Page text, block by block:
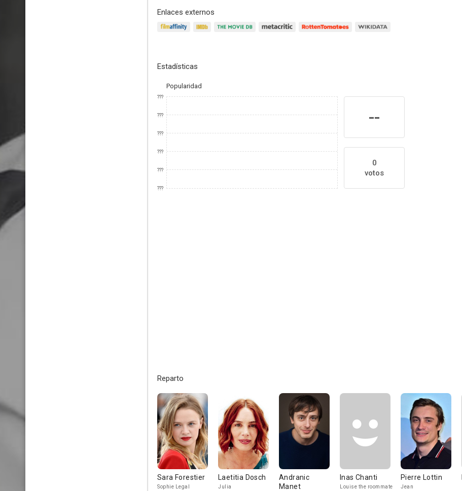
Enlaces externos
Estadísticas
Popularidad
???
???
???
???
???
???
--
0
votos
Reparto
Sara Forestier
Sophie Legal
Laetitia Dosch
Julia
Andranic
Manet
Inas Chanti
Louise the roommate
Pierre Lottin
Jean